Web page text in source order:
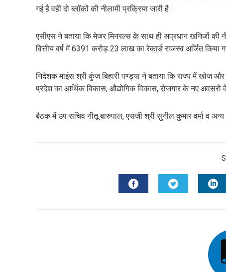
गई है वहीं दो ब्लॉकों की नीलामी प्रक्रिया जारी है।
एसीएस ने बताया कि मेजर मिनरल्स के साथ ही अप्रधान खनिजों की
वित्तीय वर्ष में 6391 करोड़ 23 लाख का रेकार्ड राजस्व अर्जित किया
निदेशक माइंस श्री कुंज बिहारी पण्ड्या ने बताया कि राज्य में खोज
प्रदेश का आर्थिक विकास, औद्योगिक विकास, रोजगार के नए अवसरो
बैठक में उप सचिव नीतू बारुपाल, एसजी श्री सुनील कुमार वर्मा व